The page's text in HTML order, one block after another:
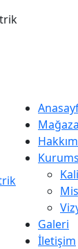
Mağaza
Galeri
İletişim